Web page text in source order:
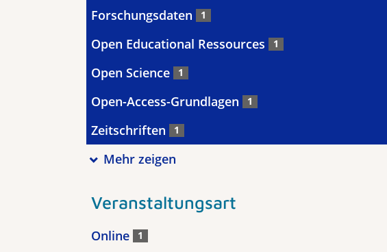
Forschungsdaten 1
Open Educational Ressources 1
Open Science 1
Open-Access-Grundlagen 1
Zeitschriften 1
Mehr zeigen
Veranstaltungsart
Online 1